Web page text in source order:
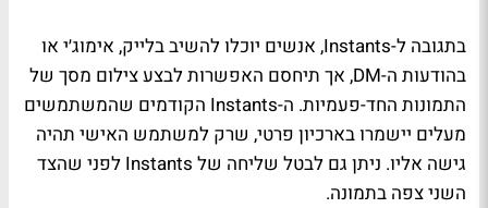
בתגובה ל-Instants, אנשים יוכלו להשיב בלייק, אימוג׳י או
בהודעות ה-DM, אך תיחסם האפשרות לבצע צילום מסך של
התמונות החד-פעמיות. ה-Instants הקודמים שהמשתמשים
מעלים יישמרו בארכיון פרטי, שרק למשתמש האישי תהיה
גישה אליו. ניתן גם לבטל שליחה של Instants לפני שהצד
השני צפה בתמונה.